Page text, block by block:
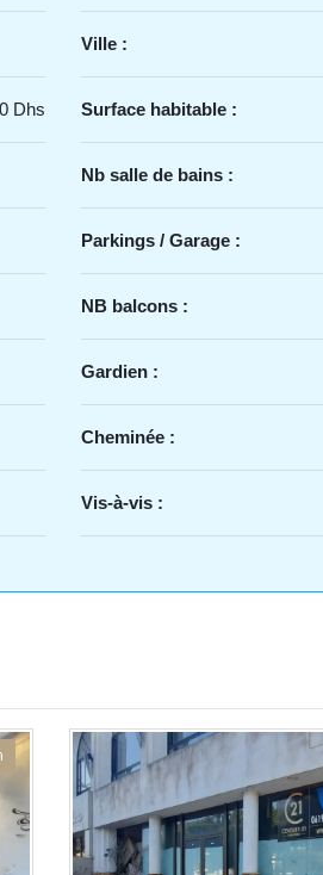
Dhs
Ville :
Surface habitable :
Nb salle de bains :
Parkings / Garage :
NB balcons :
Gardien :
Cheminée :
Vis-à-vis :